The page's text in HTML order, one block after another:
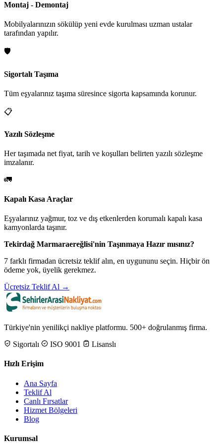
Montaj - Demontaj
Mobilyalarınızın sökülüp yeni evde kurulması uzman ustalar
tarafından yapılır.
🛡️
Sigortalı Taşıma
Tüm eşyalarınız taşıma süresince sigorta kapsamında korunur.
📋
Yazılı Sözleşme
Her taşımada net fiyat, tarih ve koşulları belirten yazılı sözleşme
imzalanır.
🚛
Kapalı Kasa Araçlar
Eşyalarınız yağmur, toz ve dış etkenlerden korumalı kapalı kasa
kamyonlarda taşınır.
Tekirdağ Marmaraereğlisi'nin Taşınmaya Hazır mısınız?
7 farklı firmadan ücretsiz teklif alın, en uygununu seçin. Hiçbir ön
ödeme yok, üyelik gerekmez.
Ücretsiz Teklif Al →
Türkiye'nin yenilikçi nakliye platformu. 500+ doğrulanmış firma.
Sigortalı
ISO 9001 Lisanslı
Hızlı Erişim
Ana Sayfa
Teklif Al
Canlı Fırsatlar
Hizmet Bölgeleri
Blog
Kurumsal